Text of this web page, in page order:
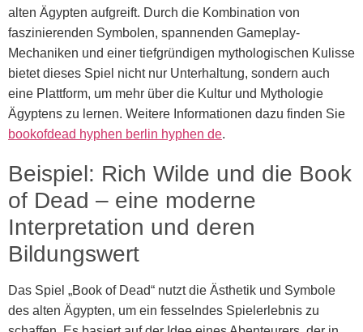
alten Ägypten aufgreift. Durch die Kombination von
faszinierenden Symbolen, spannenden Gameplay-
Mechaniken und einer tiefgründigen mythologischen Kulisse
bietet dieses Spiel nicht nur Unterhaltung, sondern auch
eine Plattform, um mehr über die Kultur und Mythologie
Ägyptens zu lernen. Weitere Informationen dazu finden Sie
bookofdead hyphen berlin hyphen de.
Beispiel: Rich Wilde und die Book
of Dead – eine moderne
Interpretation und deren
Bildungswert
Das Spiel „Book of Dead“ nutzt die Ästhetik und Symbole
des alten Ägypten, um ein fesselndes Spielerlebnis zu